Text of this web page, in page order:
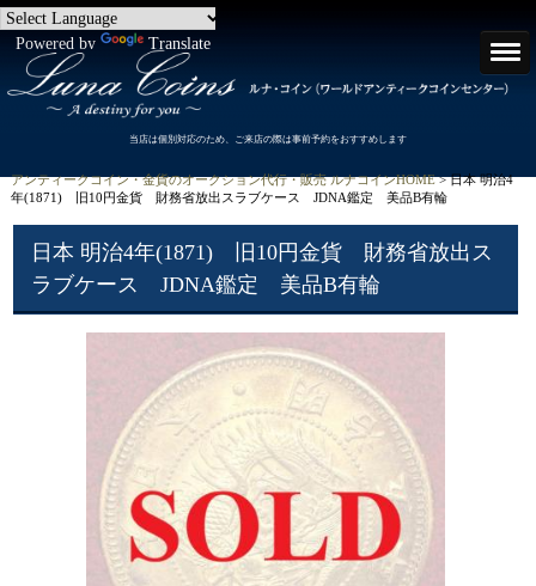
Powered by Translate
当店は個別対応のため、ご来店の際は事前予約をおすすめします
アンティークコイン・金貨のオークション代行・販売 ルナコインHOME> 日本 明治4
年(1871) 旧10円金貨 財務省放出スラブケース JDNA鑑定 美品B有輪
日本 明治4年(1871) 旧10円金貨 財務省放出ス
ラブケース JDNA鑑定 美品B有輪